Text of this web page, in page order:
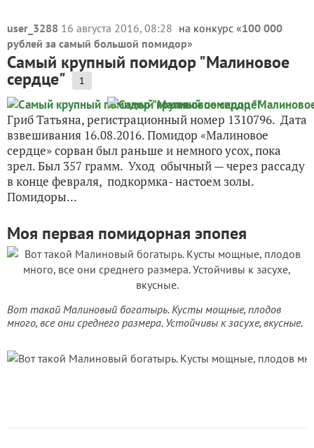
user_3288 16 августа 2016, 08:28 на конкурс «100 000
рублей за самый большой помидор»
Самый крупный помидор "Малиновое
сердце" 1
Гриб Татьяна, регистрационный номер 1310796. Дата
взвешивания 16.08.2016. Помидор «Малиновое
сердце» сорван был раньше и немного усох, пока
зрел. Был 357 грамм. Уход обычный — через рассаду
в конце февраля, подкормка- настоем золы.
Помидоры...
Моя первая помидорная эпопея
Вот такой Малиновый богатырь. Кусты мощные, плодов
много, все они среднего размера. Устойчивы к засухе, вкусные.